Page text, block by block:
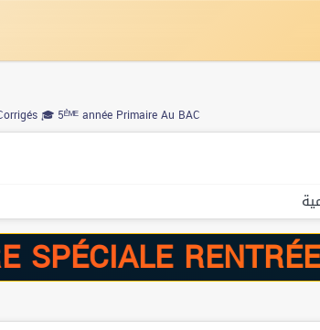
🎓 5ᴱ̀ᴹᴱ année Primaire Au BAC
RENTRÉE